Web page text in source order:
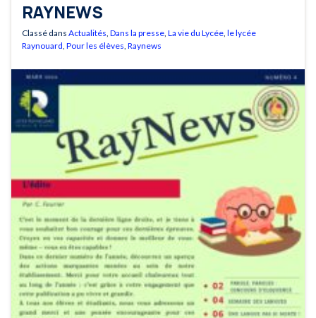
RAYNEWS
Classé dans Actualités, Dans la presse, La vie du Lycée, le lycée
Raynouard, Pour les élèves, Raynews